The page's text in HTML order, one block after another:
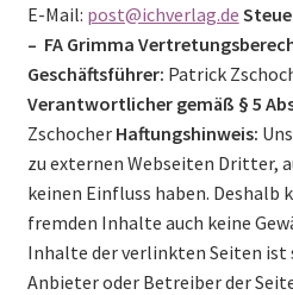
E-Mail: post@ichverlag.de
– FA Grimma
Geschäftsführer: Patrick
Verantwortlicher gemäß § 5
Zschocher Haftungshinweis:
zu externen Webseiten Dritter,
keinen Einfluss haben. Deshalb
fremden Inhalte auch keine
Inhalte der verlinkten Seiten ist
Anbieter oder Betreiber der